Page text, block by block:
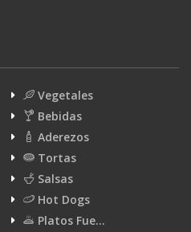
Vegetales
Bebidas
Aderezos
Tortas
Salsas
Hot Dogs
Platos Fue…